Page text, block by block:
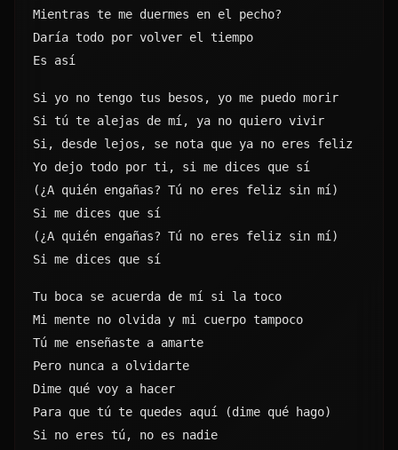
Mientras te me duermes en el pecho?
Daría todo por volver el tiempo
Es así
Si yo no tengo tus besos, yo me puedo morir
Si tú te alejas de mí, ya no quiero vivir
Si, desde lejos, se nota que ya no eres feliz
Yo dejo todo por ti, si me dices que sí
(¿A quién engañas? Tú no eres feliz sin mí)
Si me dices que sí
(¿A quién engañas? Tú no eres feliz sin mí)
Si me dices que sí
Tu boca se acuerda de mí si la toco
Mi mente no olvida y mi cuerpo tampoco
Tú me enseñaste a amarte
Pero nunca a olvidarte
Dime qué voy a hacer
Para que tú te quedes aquí (dime qué hago)
Si no eres tú, no es nadie